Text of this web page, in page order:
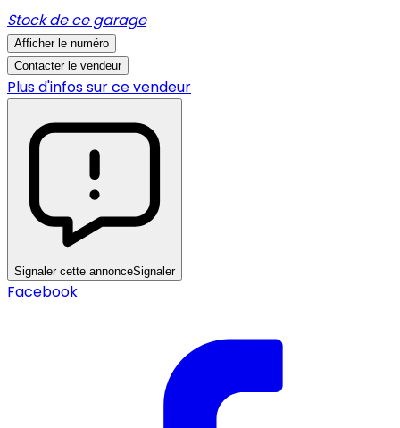
Stock de ce garage
Afficher le numéro
Contacter le vendeur
Plus d'infos sur ce vendeur
Signaler cette annonceSignaler
Facebook